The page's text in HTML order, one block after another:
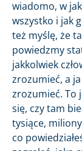
wiadomo, w
wszystko i jak
też myślę, że
powiedzmy
jakkolwiek
zrozumieć, a
zrozumieć. To
się, czy tam
tysiące,
co